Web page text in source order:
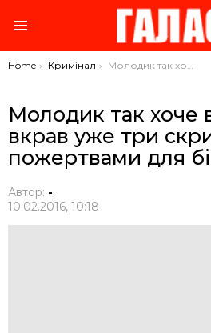
You are here:
Home Кримінал Молодик так хоче в тюрму, що вкрав уже три скриньки з пожертвами для бійців АТО
Молодик так хоче
вкрав уже три
пожертвами для
Автор: -
10.02.2016, 10:18